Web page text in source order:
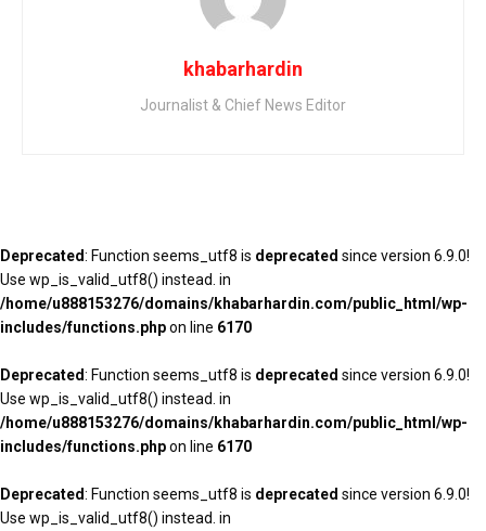
khabarhardin
Journalist & Chief News Editor
Deprecated: Function seems_utf8 is deprecated since version 6.9.0!
Use wp_is_valid_utf8() instead. in
/home/u888153276/domains/khabarhardin.com/public_html/wp-
includes/functions.phpon line 6170
Deprecated: Function seems_utf8 is deprecated since version 6.9.0!
Use wp_is_valid_utf8() instead. in
/home/u888153276/domains/khabarhardin.com/public_html/wp-
includes/functions.phpon line 6170
Deprecated: Function seems_utf8 is deprecated since version 6.9.0!
Use wp_is_valid_utf8() instead. in